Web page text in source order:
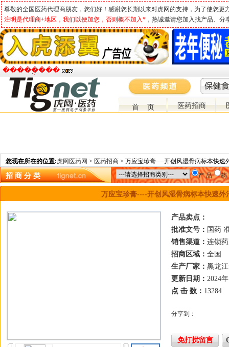
尊敬的全国医药代理商朋友，您们好！感谢您长期以来对虎网的支持，为了使您更
注明是代理商+地区，我们以便加您，否则概不加入* ，热诚邀请您加入找产品、
�����ֻ���
首 页 医药招商
您现在所在的位置:虎网医药网 > 医药招商 > 万应宝珍膏----开创风湿骨病标本快
招 商 分 类 产 品 药
万应宝珍膏----开创风湿骨病标本快速外
产品卖点：
批准文号： 国药
销售渠道： 连锁
招商区域： 全国
生产厂家： 黑龙
更新日期： 2024
点 击 数： 13284
分享到：
免打扰留言